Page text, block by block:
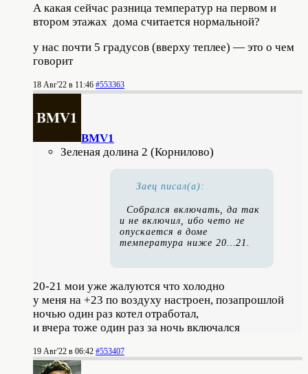
А какая сейчас разница температур на первом и
втором этажах дома считается нормальной?
у нас почти 5 градусов (вверху теплее) — это о чем
говорит
18 Авг'22 в 11:46 #553363
BMV1
Зеленая долина 2 (Корнилово)
Заец писал(а):
Собрался включать, да так
и не включил, ибо чето не
опускается в доме
температура ниже 20…21.
20-21 мои уже жалуются что холодно
у меня на +23 по воздуху настроен, позапрошлой
ночью один раз котел отработал,
и вчера тоже один раз за ночь включался
19 Авг'22 в 06:42 #553407